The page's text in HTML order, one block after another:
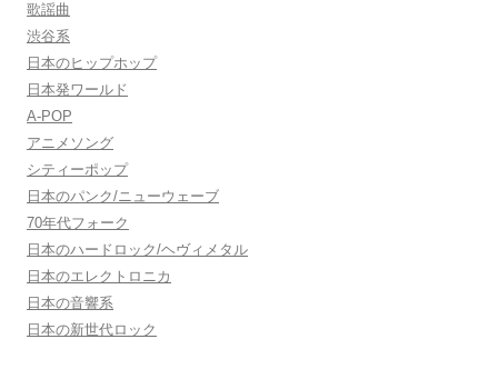
歌謡曲
渋谷系
日本のヒップホップ
日本発ワールド
A-POP
アニメソング
シティーポップ
日本のパンク/ニューウェーブ
70年代フォーク
日本のハードロック/ヘヴィメタル
日本のエレクトロニカ
日本の音響系
日本の新世代ロック